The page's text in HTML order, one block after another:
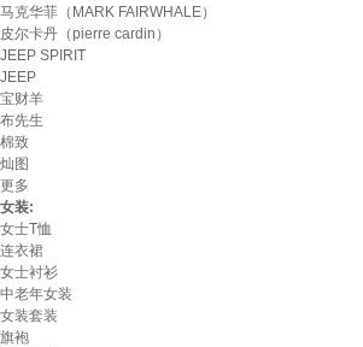
马克华菲（MARK FAIRWHALE）
皮尔卡丹（pierre cardin）
JEEP SPIRIT
JEEP
宝财羊
布先生
棉致
灿图
更多
女装:
女士T恤
连衣裙
女士衬衫
中老年女装
女装套装
旗袍